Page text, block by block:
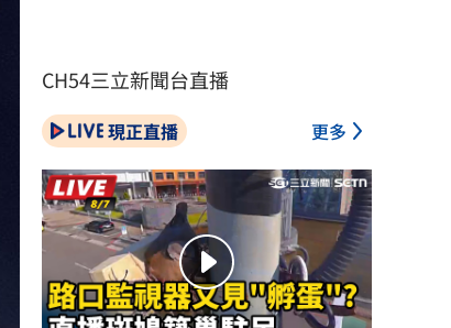
CH54三立新聞台直播
現正直播 更多